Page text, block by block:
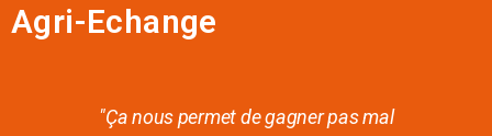
Agri-Echange
"Ça nous permet de gagner pas mal